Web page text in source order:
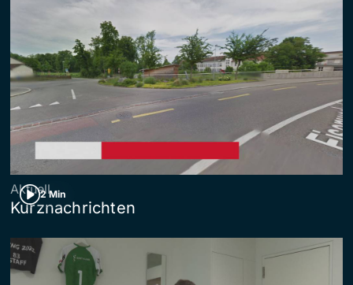
2 Min
Aktuell
Kurznachrichten